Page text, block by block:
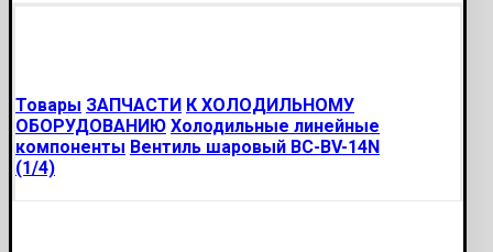
Товары ЗАПЧАСТИ К ХОЛОДИЛЬНОМУ
ОБОРУДОВАНИЮ Холодильные линейные
компоненты Вентиль шаровый BC-BV-14N
(1/4)